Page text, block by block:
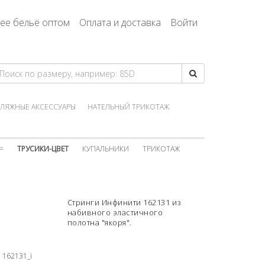
бельё оптом Оплата и доставка Войти
АКСЕССУАРЫ
НАТЕЛЬНЫЙ ТРИКОТАЖ
ТРУСИКИ-ЦВЕТ КУПАЛЬНИКИ ТРИКОТАЖ
162131_i
Стринги Инфинити 162131 из
набивного эластичного
полотна "якоря".